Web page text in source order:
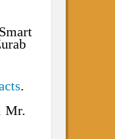
on Smart
Zurab
impacts
said Mr.